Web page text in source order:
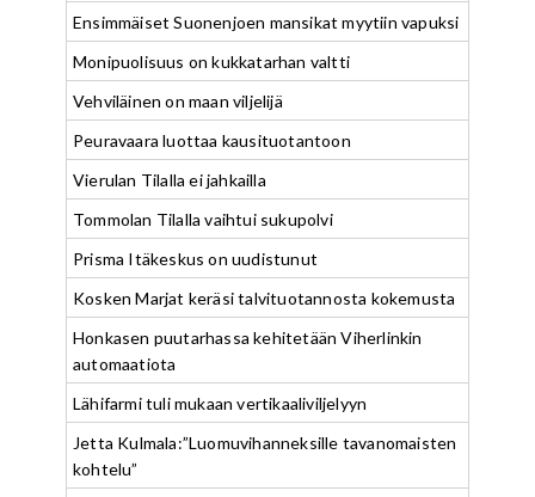
Ensimmäiset Suonenjoen mansikat myytiin vapuksi
Monipuolisuus on kukkatarhan valtti
Vehviläinen on maan viljelijä
Peuravaara luottaa kausituotantoon
Vierulan Tilalla ei jahkailla
Tommolan Tilalla vaihtui sukupolvi
Prisma Itäkeskus on uudistunut
Kosken Marjat keräsi talvituotannosta kokemusta
Honkasen puutarhassa kehitetään Viherlinkin
automaatiota
Lähifarmi tuli mukaan vertikaaliviljelyyn
Jetta Kulmala:”Luomuvihanneksille tavanomaisten
kohtelu”